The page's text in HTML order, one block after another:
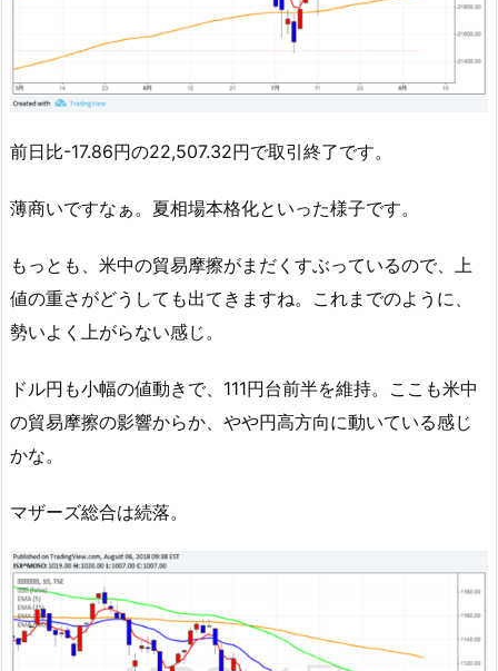
前日比-17.86円の22,507.32円で取引終了です。
薄商いですなぁ。夏相場本格化といった様子です。
もっとも、米中の貿易摩擦がまだくすぶっているので、上
値の重さがどうしても出てきますね。これまでのように、
勢いよく上がらない感じ。
ドル円も小幅の値動きで、111円台前半を維持。ここも米中
の貿易摩擦の影響からか、やや円高方向に動いている感じ
かな。
マザーズ総合は続落。